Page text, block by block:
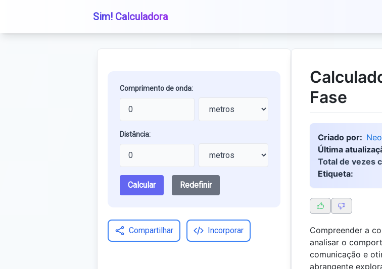
Sim! Calculadora
Comprimento de onda:
Distância:
Calcular Redefinir
Compartilhar Incorporar
Fase
Criado por: Neo
Última
Total de vezes
Etiqueta:
Compreender a
analisar o
comunicação e
abrangente